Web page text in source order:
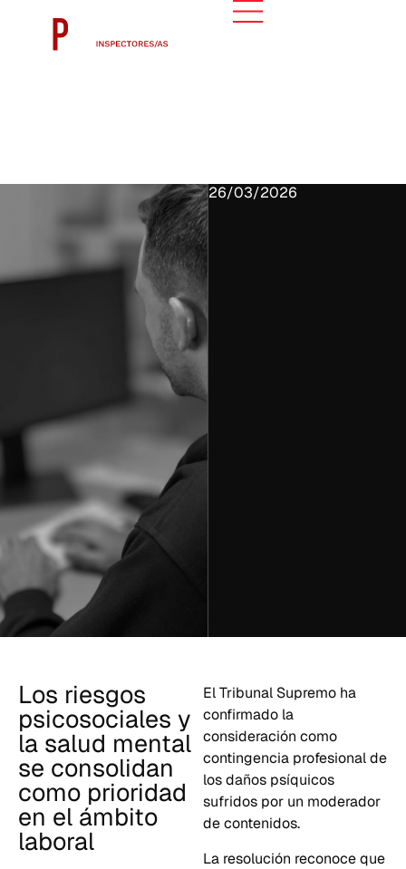
26/03/2026
Los riesgos
psicosociales y
la salud mental
se consolidan
como prioridad
en el ámbito
laboral
El Tribunal Supremo ha
confirmado la
consideración como
contingencia profesional de
los daños psíquicos
sufridos por un moderador
de contenidos.
La resolución reconoce que